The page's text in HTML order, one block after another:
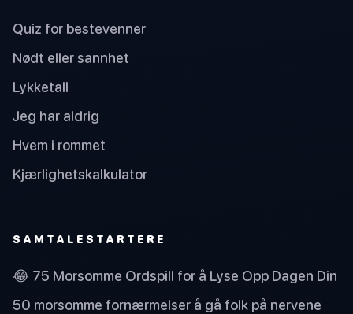
Quiz for bestevenner
Nødt eller sannhet
Lykketall
Jeg har aldrig
Hvem i rommet
Kjærlighetskalkulator
SAMTALESTARTERE
😂 75 Morsomme Ordspill for å Lyse Opp Dagen Din
50 morsomme fornærmelser å gå folk på nervene